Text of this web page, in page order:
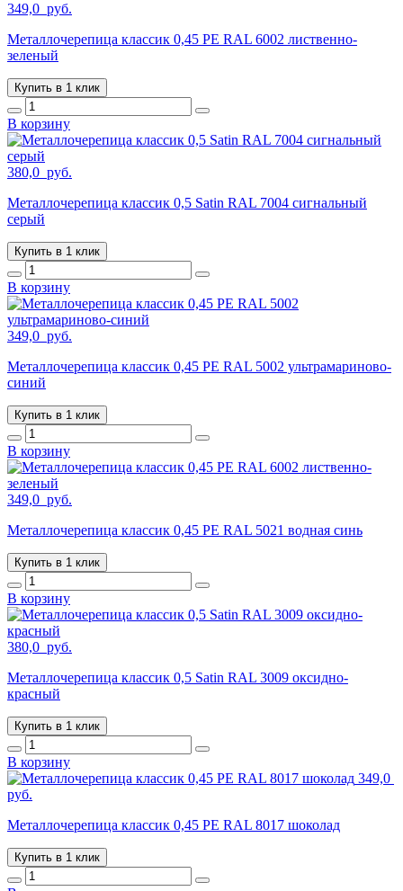
349,0 руб.
Металлочерепица классик 0,45 PE RAL 6002 лиственно-
зеленый
Купить в 1 клик
В корзину
380,0 руб.
Металлочерепица классик 0,5 Satin RAL 7004 сигнальный
серый
Купить в 1 клик
В корзину
349,0 руб.
Металлочерепица классик 0,45 PE RAL 5002 ультрамариново-
синий
Купить в 1 клик
В корзину
349,0 руб.
Металлочерепица классик 0,45 PE RAL 5021 водная синь
Купить в 1 клик
В корзину
380,0 руб.
Металлочерепица классик 0,5 Satin RAL 3009 оксидно-
красный
Купить в 1 клик
В корзину
349,0
руб.
Металлочерепица классик 0,45 PE RAL 8017 шоколад
Купить в 1 клик